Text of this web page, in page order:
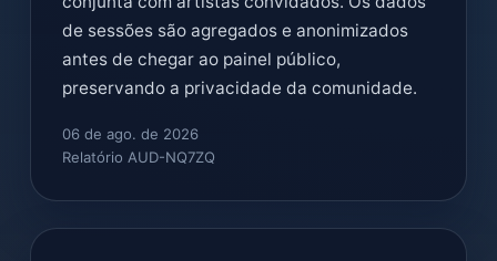
de sessões são agregados e anonimizados
antes de chegar ao painel público,
preservando a privacidade da comunidade.
06 de ago. de 2026
Relatório AUD-NQ7ZQ